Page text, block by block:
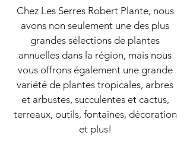
Chez Les Serres Robert Plante, nous
avons non seulement une des plus
grandes sélections de plantes
annuelles dans la région, mais nous
vous offrons également une grande
variété de plantes tropicales, arbres
et arbustes, succulentes et cactus,
terreaux, outils, fontaines, décoration
et plus!